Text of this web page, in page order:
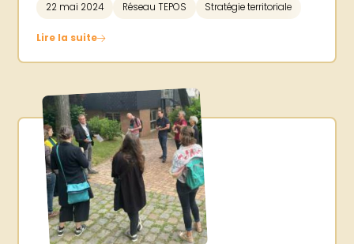
22 mai 2024 Réseau TEPOS Stratégie territoriale
Lire la suite